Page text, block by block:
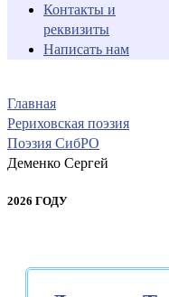
Контакты и
реквизиты
Написать нам
Главная
Рериховская поэзия
Поэзия СибРО
Деменко Сергей
2026 ГОДУ